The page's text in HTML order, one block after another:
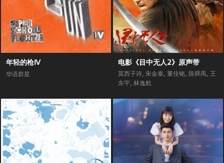
年轻的枪Ⅳ
华语群星
电影《目中无人2》原声带
莫西子诗, 朱金泰, 董佳铭, 陈舜禹, 王
东宇, 林逸航